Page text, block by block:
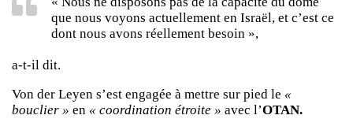
que nous voyons actuellement en Israël, et c’est ce
dont nous avons réellement besoin »,
a-t-il dit.
Von der Leyen s’est engagée à mettre sur pied le «
bouclier » en « coordination étroite » avec l’OTAN.